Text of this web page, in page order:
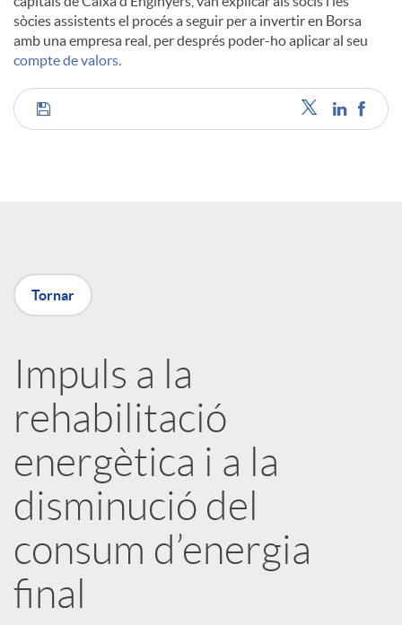
sòcies assistents el procés a seguir per a invertir en Borsa
amb una empresa real, per després poder-ho aplicar al seu
compte de valors.
C
p
a
r
t
i
r
Tornar
Impuls a la
rehabilitació
energètica i a la
disminució del
consum d’energia
final